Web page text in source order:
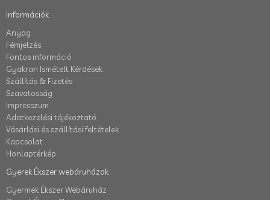
Információk
Anyag
Fémjelzés
Fontos információ
Gyakran Ismételt Kérdések
Szállítás & Fizetés
Szavatosság
Impresszum
Adatkezelési tájékoztató
Vásárlási és szállítási feltételek
Kapcsolat
Honlaptérkép
Gyerek Ékszer webáruházak
Gyermek Ékszer Webáruház